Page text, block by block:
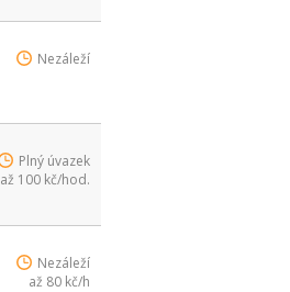
Nezáleží
Plný úvazek
až 100 kč/hod.
Nezáleží
až 80 kč/h